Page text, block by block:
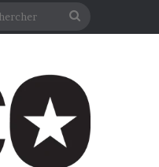
(barre latérale)